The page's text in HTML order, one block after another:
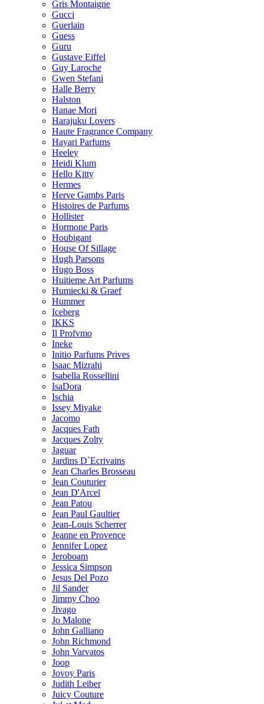
Gris Montaigne
Gucci
Guerlain
Guess
Guru
Gustave Eiffel
Guy Laroche
Gwen Stefani
Halle Berry
Halston
Hanae Mori
Harajuku Lovers
Haute Fragrance Company
Hayari Parfums
Heeley
Heidi Klum
Hello Kitty
Hermes
Herve Gambs Paris
Histoires de Parfums
Hollister
Hormone Paris
Houbigant
House Of Sillage
Hugh Parsons
Hugo Boss
Huitieme Art Parfums
Humiecki & Graef
Hummer
Iceberg
IKKS
Il Profvmo
Ineke
Initio Parfums Prives
Isaac Mizrahi
Isabella Rossellini
IsaDora
Ischia
Issey Miyake
Jacomo
Jacques Fath
Jacques Zolty
Jaguar
Jardins D`Ecrivains
Jean Charles Brosseau
Jean Couturier
Jean D'Arcel
Jean Patou
Jean Paul Gaultier
Jean-Louis Scherrer
Jeanne en Provence
Jennifer Lopez
Jeroboam
Jessica Simpson
Jesus Del Pozo
Jil Sander
Jimmy Choo
Jivago
Jo Malone
John Galliano
John Richmond
John Varvatos
Joop
Jovoy Paris
Judith Leiber
Juicy Couture